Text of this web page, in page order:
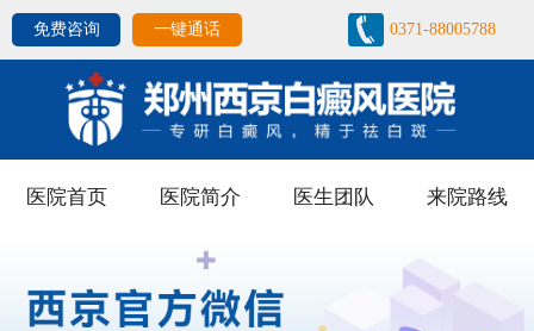
免费咨询 一键通话 0371-88005788
医院首页 医院简介 医生团队 来院路线